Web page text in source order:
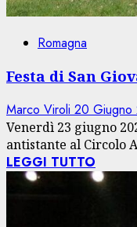
Romagna
Festa di San
Marco Viroli 20 Giugno
Venerdì 23 giugno
antistante al Circolo
LEGGI TUTTO